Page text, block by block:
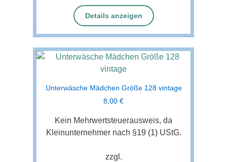
Details anzeigen
Unterwäsche Mädchen Größe 128 vintage
8,00 €
Kein Mehrwertsteuerausweis, da
Kleinunternehmer nach §19 (1) UStG.
zzgl.